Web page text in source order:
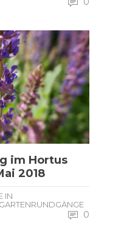
im Hortus
2018
IN
0